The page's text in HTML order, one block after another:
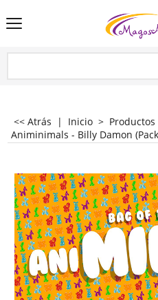
<< Atrás | Inicio > Productos
Animinimals - Billy Damon